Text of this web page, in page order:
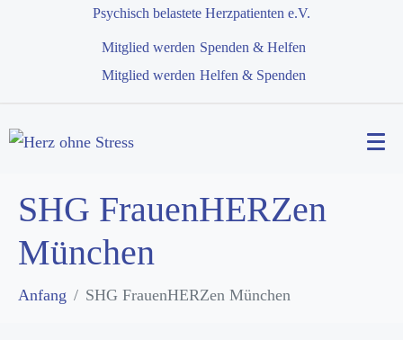
Psychisch belastete Herzpatienten e.V.
Mitglied werden
Mitglied werden
Spenden & Helfen
Helfen & Spenden
SHG FrauenHERZen
München
Anfang SHG FrauenHERZen München